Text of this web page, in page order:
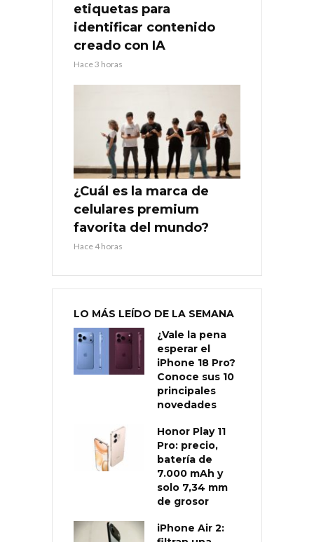
etiquetas para
identificar contenido
creado con IA
Hace 3 horas
¿Cuál es la marca de
celulares premium
favorita del mundo?
Hace 4 horas
LO MÁS LEÍDO DE LA SEMANA
¿Vale la pena
esperar el
iPhone 18 Pro?
Conoce sus 10
principales
novedades
Honor Play 11
Pro: precio,
batería de
7.000 mAh y
solo 7,34 mm
de grosor
iPhone Air 2: